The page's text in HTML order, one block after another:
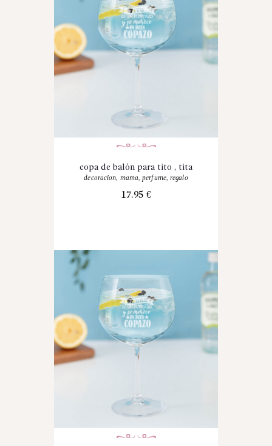
copa de balón para tito , tita
decoracion, mama,perfume,regalo
17.95 €